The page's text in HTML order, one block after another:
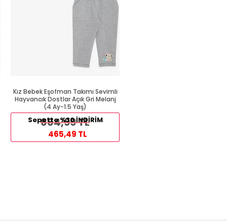
Kız Bebek Eşofman Takımı Sevimli
Hayvancık Dostlar Açık Gri Melanj
(4 Ay-1.5 Yaş)
664,99 TL
Sepette %30 İNDİRİM
465,49 TL